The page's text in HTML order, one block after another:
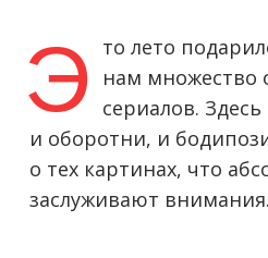
Э то лето
нам множество
сериалов.
и оборотни, и
о тех картинах, что
заслуживают внимания.